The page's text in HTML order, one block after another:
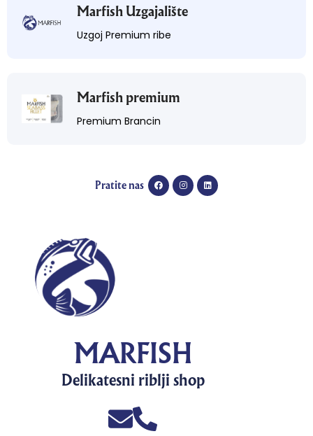
Marfish Uzgajalište
Uzgoj Premium ribe
Marfish premium
Premium Brancin
Pratite nas
MARFISH
Delikatesni riblji shop